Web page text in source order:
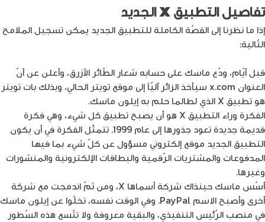
تفاصيل التطبيقXالجديد
إذا ما نظرنا إلى القصّة الكاملة للتطبيق الجديد يمكن تسجيل الملامح
التّالية:
قبل أيّام، ودّع ماسك على حسابه شعار الطّائر الأزرق، وأعلن عن أنّ
العنوان x.com سيأخذ الزائر آليّاً إلى موقع تويتر الحالي، وبذلك بات تويتر
هو تطبيق X الذي لطالما حلم به إيلون ماسك.
الفكرة وراء التطبيق X هو أن يصبح تطبيق كل شيء، وهي فكرة
قديمة جديدة تعود جذورها إلى عام 1999. تتمثّل الفكرة في أن يكون
التطبيق الجديد موقع إلكتروني مسؤول عن كلّ شيء بما فيها
المدفوعات والمشتريات الرّقمية والبطاقات الإلكترونية والمنشورات
وغيرها.
أسّس ماسك حينذاك شركة أسماها X، ومن ثمّ اندمجت مع شركة
أخرى وأصبح الاسم PayPal. وفي الوقت نفسه، تخلّوا عن إيلون ماسك
في منصب الرّئيس التنفيذي، والبقية معروفة ولا تتّسع هذه السّطور